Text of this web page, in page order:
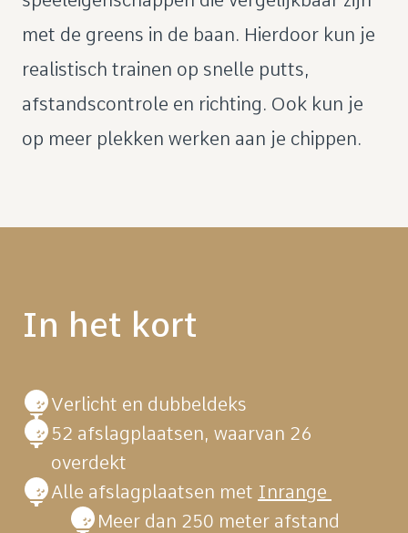
met de greens in de baan. Hierdoor kun je
realistisch trainen op snelle putts,
afstandscontrole en richting. Ook kun je
op meer plekken werken aan je chippen.
In het kort
Verlicht en dubbeldeks
52 afslagplaatsen, waarvan 26
overdekt
Alle afslagplaatsen met Inrange
Meer dan 250 meter afstand